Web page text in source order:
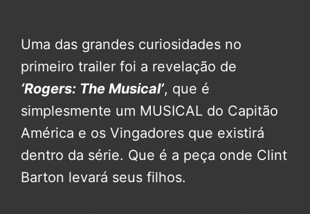
Uma das grandes curiosidades no
primeiro trailer foi a revelação de
‘Rogers: The Musical’, que é
simplesmente um MUSICAL do Capitão
América e os Vingadores que existirá
dentro da série. Que é a peça onde Clint
Barton levará seus filhos.